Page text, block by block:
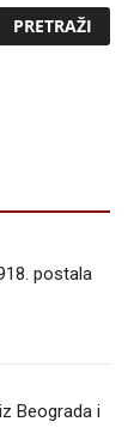
postala
Beograda i